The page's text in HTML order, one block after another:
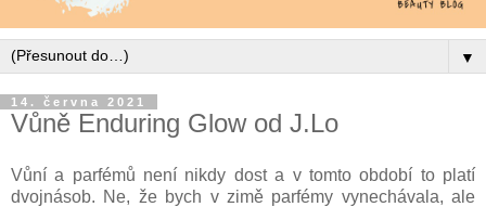
▼
14. června 2021
Vůně Enduring Glow od J.Lo
Vůní a parfémů není nikdy dost a v tomto období to platí
dvojnásob. Ne, že bych v zimě parfémy vynechávala, ale